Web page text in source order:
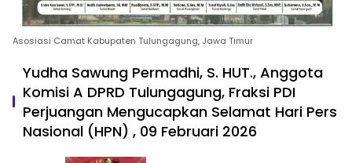
Asosiasi Camat Kabupaten Tulungagung, Jawa Timur
Yudha Sawung Permadhi, S. HUT., Anggota
Komisi A DPRD Tulungagung, Fraksi PDI
Perjuangan Mengucapkan Selamat Hari Pers
Nasional (HPN) , 09 Februari 2026